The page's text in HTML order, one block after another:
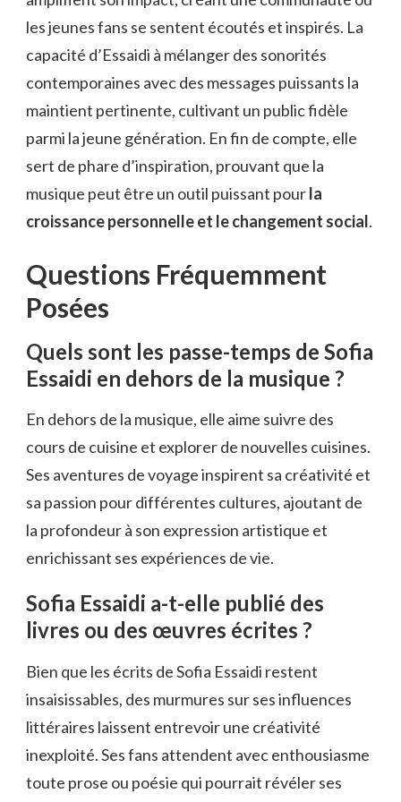
les jeunes fans se sentent écoutés et inspirés. La
capacité d’Essaidi à mélanger des sonorités
contemporaines avec des messages puissants la
maintient pertinente, cultivant un public fidèle
parmi la jeune génération. En fin de compte, elle
sert de phare d’inspiration, prouvant que la
musique peut être un outil puissant pourla
croissance personnelle et le changement social.
Questions Fréquemment
Posées
Quels sont les passe-temps de Sofia
Essaidi en dehors de la musique ?
En dehors de la musique, elle aime suivre des
cours de cuisine et explorer de nouvelles cuisines.
Ses aventures de voyage inspirent sa créativité et
sa passion pour différentes cultures, ajoutant de
la profondeur à son expression artistique et
enrichissant ses expériences de vie.
Sofia Essaidi a-t-elle publié des
livres ou des œuvres écrites ?
Bien que les écrits de Sofia Essaidi restent
insaisissables, des murmures sur ses influences
littéraires laissent entrevoir une créativité
inexploité. Ses fans attendent avec enthousiasme
toute prose ou poésie qui pourrait révéler ses